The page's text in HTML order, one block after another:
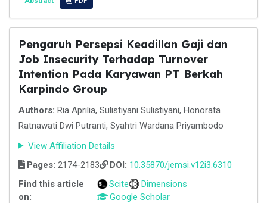
Pengaruh Persepsi Keadillan Gaji dan
Job Insecurity Terhadap Turnover
Intention Pada Karyawan PT Berkah
Karpindo Group
Authors: Ria Aprilia, Sulistiyani Sulistiyani, Honorata
Ratnawati Dwi Putranti, Syahtri Wardana Priyambodo
View Affiliation Details
Pages: 2174-2183 DOI: 10.35870/jemsi.v12i3.6310
Find this article
on:
Scite
Dimensions
Google Scholar